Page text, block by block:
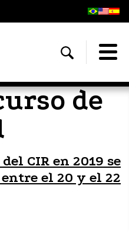
de
CIR en 2019 se
el 20 y el 22